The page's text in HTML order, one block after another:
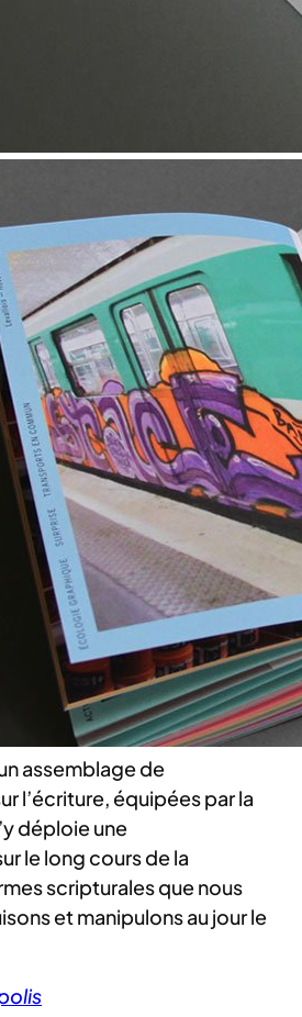
assemblage de
l’écriture, équipées par la
déploie une
le long cours de la
scripturales que nous
et manipulons au jour le